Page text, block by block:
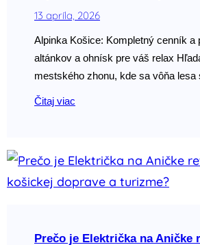
13 apríla, 2026
Alpinka Košice: Kompletný cenník a
altánkov a ohnísk pre váš relax
mestského zhonu, kde sa vôňa
Čitaj viac
Prečo je Električka na Aničke